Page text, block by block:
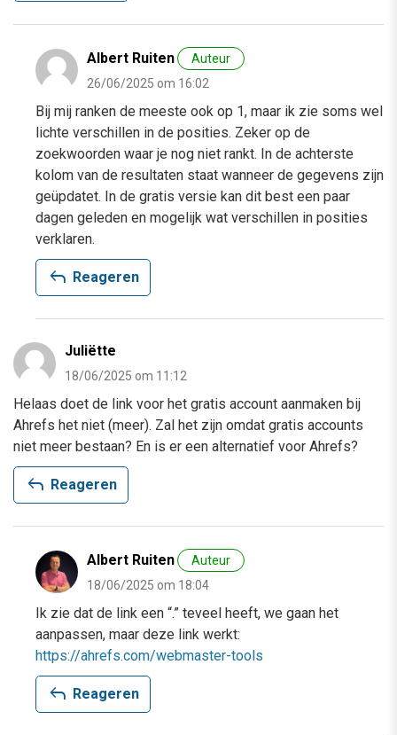
Albert Ruiten
Auteur
26/06/2025 om 16:02
Bij mij ranken de meeste ook op 1, maar ik zie soms wel
lichte verschillen in de posities. Zeker op de
zoekwoorden waar je nog niet rankt. In de achterste
kolom van de resultaten staat wanneer de gegevens zijn
geüpdatet. In de gratis versie kan dit best een paar
dagen geleden en mogelijk wat verschillen in posities
verklaren.
reply Reageren
Juliëtte
18/06/2025 om 11:12
Helaas doet de link voor het gratis account aanmaken bij
Ahrefs het niet (meer). Zal het zijn omdat gratis accounts
niet meer bestaan? En is er een alternatief voor Ahrefs?
reply Reageren
Albert Ruiten
Auteur
18/06/2025 om 18:04
Ik zie dat de link een “.” teveel heeft, we gaan het
aanpassen, maar deze link werkt:
https://ahrefs.com/webmaster-tools
reply Reageren